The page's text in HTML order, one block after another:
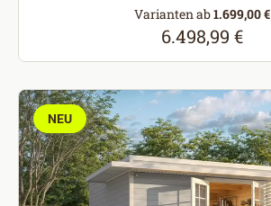
Varianten ab1.699,00 €
Regulärer Preis:
6.498,99 €
NEU